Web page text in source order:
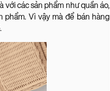
với các sản phẩm như quần áo,
phẩm. Vì vậy mà để bán hàng